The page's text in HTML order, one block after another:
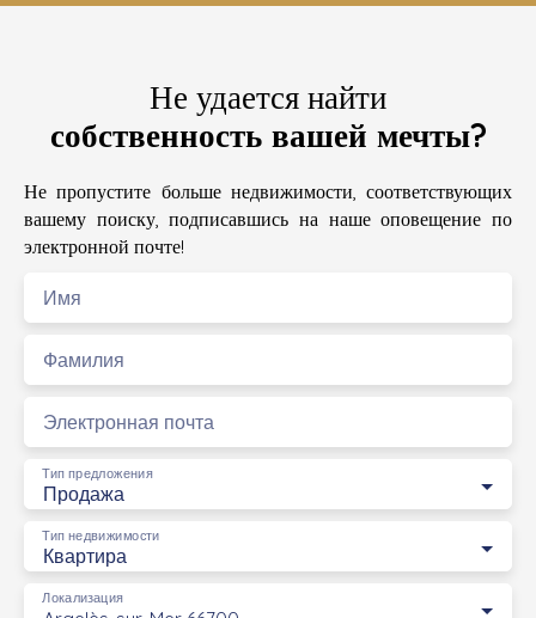
Не удается найти
собственность вашей мечты?
Не пропустите больше недвижимости, соответствующих
вашему поиску, подписавшись на наше оповещение по
электронной почте!
Имя
Фамилия
Электронная почта
Продажа
Тип предложения
Квартира
Тип недвижимости
Локализация